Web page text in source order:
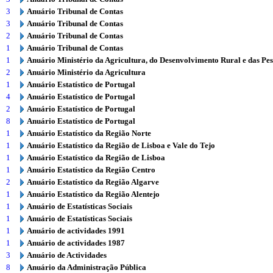
3
Anuário Tribunal de Contas
3
Anuário Tribunal de Contas
2
Anuário Tribunal de Contas
1
Anuário Tribunal de Contas
1
Anuário Ministério da Agricultura, do Desenvolvimento Rural e das
2
Anuário Ministério da Agricultura
1
Anuário Estatístico de Portugal
4
Anuário Estatístico de Portugal
2
Anuário Estatístico de Portugal
8
Anuário Estatístico de Portugal
1
Anuário Estatístico da Região Norte
1
Anuário Estatístico da Região de Lisboa e Vale do Tejo
1
Anuário Estatístico da Região de Lisboa
1
Anuário Estatístico da Região Centro
2
Anuário Estatístico da Região Algarve
1
Anuário Estatístico da Região Alentejo
1
Anuário de Estatísticas Sociais
1
Anuário de Estatísticas Sociais
1
Anuário de actividades 1991
1
Anuário de actividades 1987
3
Anuário de Actividades
8
Anuário da Administração Pública